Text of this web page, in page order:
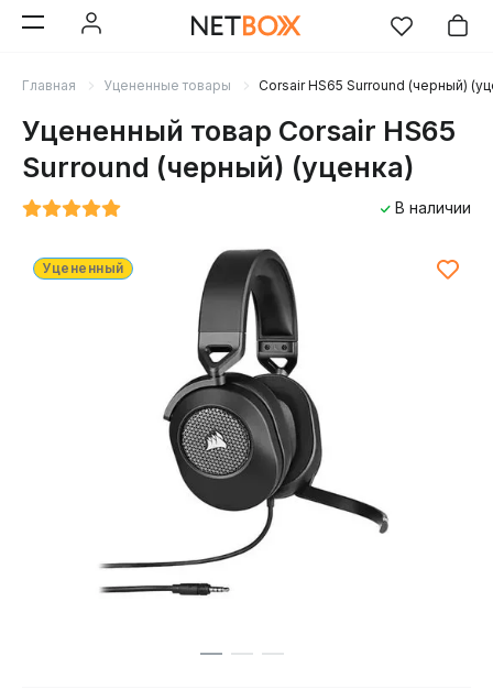
Главная Уцененные товары Corsair HS65 Surround (черный)
Уцененный товар Corsair HS65
Surround (черный) (уценка)
В наличии
Уцененный